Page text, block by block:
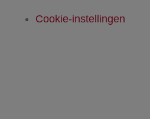
Cookie-instellingen